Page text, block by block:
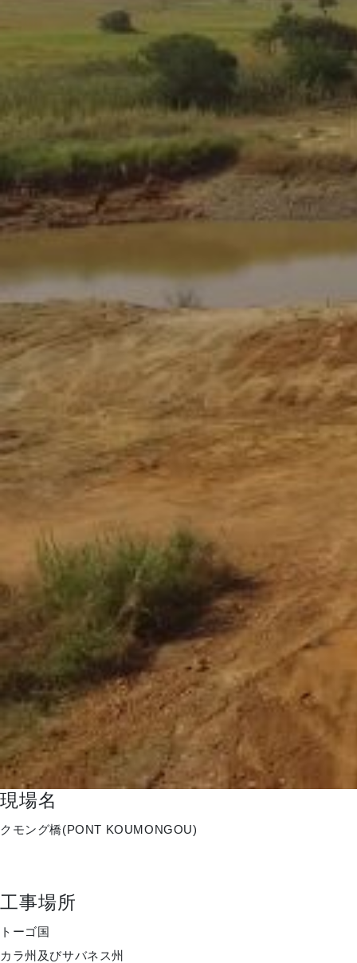
現場名
クモング橋(PONT KOUMONGOU)
工事場所
トーゴ国
カラ州及びサバネス州